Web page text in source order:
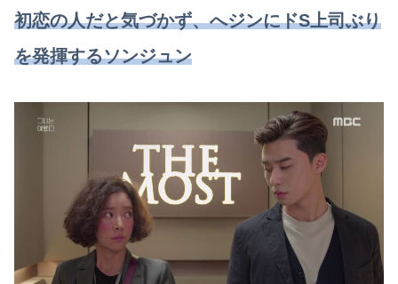
初恋の人だと気づかず、へジンにドS上司ぶり
を発揮するソンジュン